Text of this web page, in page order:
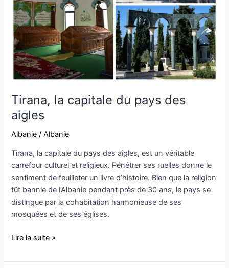
Tirana, la capitale du pays des
aigles
Albanie /Albanie
Tirana, la capitale du pays des aigles, est un véritable
carrefour culturel et religieux. Pénétrer ses ruelles donne le
sentiment de feuilleter un livre d’histoire. Bien que la religion
fût bannie de l’Albanie pendant près de 30 ans, le pays se
distingue par la cohabitation harmonieuse de ses
mosquées et de ses églises.
aigles
Lire la suite »